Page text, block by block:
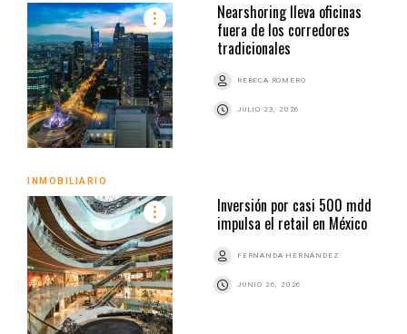
Nearshoring lleva oficinas
fuera de los corredores
tradicionales
REBECA ROMERO
JULIO 23, 2026
INMOBILIARIO
Inversión por casi 500 mdd
impulsa el retail en México
FERNANDA HERNÁNDEZ
JUNIO 26, 2026